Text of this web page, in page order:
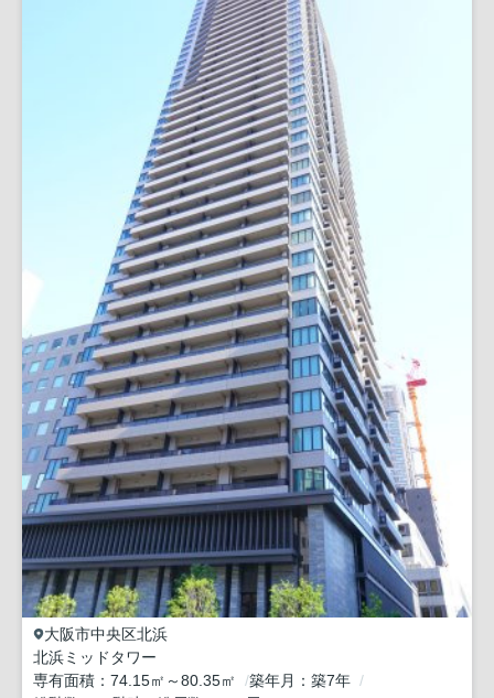
大阪市中央区北浜
北浜ミッドタワー
専有面積
74.15㎡～80.35㎡ 築年月
築7年